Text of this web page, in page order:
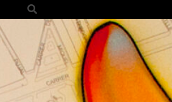
Search